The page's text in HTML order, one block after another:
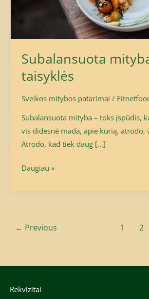
Subalansuota
taisyklės
Sveikos mitybos patarimai /
Subalansuota mityba – toks įspūdis,
vis didesnė mada, apie kurią, atrodo,
Atrodo, kad tiek daug […]
Daugiau »
← Previous 1 2
Rekvizitai